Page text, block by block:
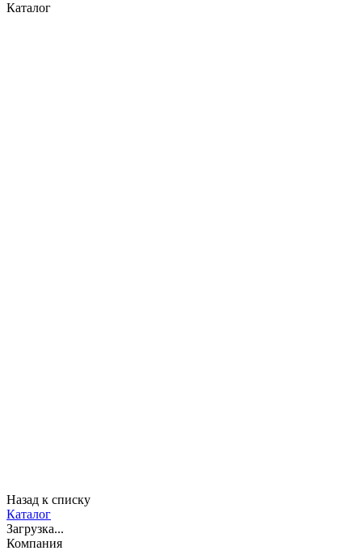
Каталог
Назад к списку
Каталог
Загрузка...
Компания